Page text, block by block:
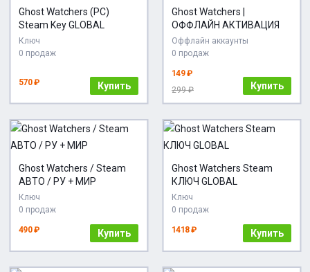
Ghost Watchers (PC)
Steam Key GLOBAL
Ключ
0 продаж
570 ₽ Купить
Ghost Watchers |
ОФФЛАЙН АКТИВАЦИЯ
Оффлайн аккаунты
0 продаж
149 ₽
299 ₽
Купить
Ghost Watchers / Steam
АВТО / РУ + МИР
Ключ
0 продаж
490 ₽ Купить
Ghost Watchers Steam
КЛЮЧ GLOBAL
Ключ
0 продаж
1418 ₽ Купить